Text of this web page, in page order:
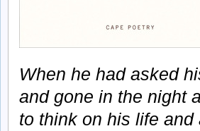
When he had asked
and gone in the night
to think on his life